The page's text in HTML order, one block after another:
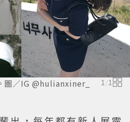
圖／IG @hulianxiner_ 1/1